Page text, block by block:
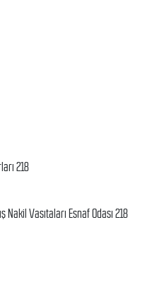
218
Vasıtaları Esnaf Odası 218